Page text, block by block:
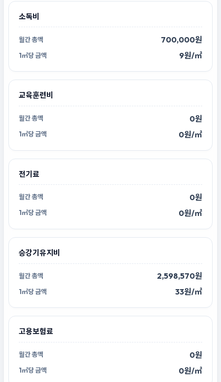
소독비
700,000원
9원/㎡
교육훈련비
0원
0원/㎡
전기료
0원
0원/㎡
승강기유지비
2,598,570원
33원/㎡
고용보험료
0원
0원/㎡